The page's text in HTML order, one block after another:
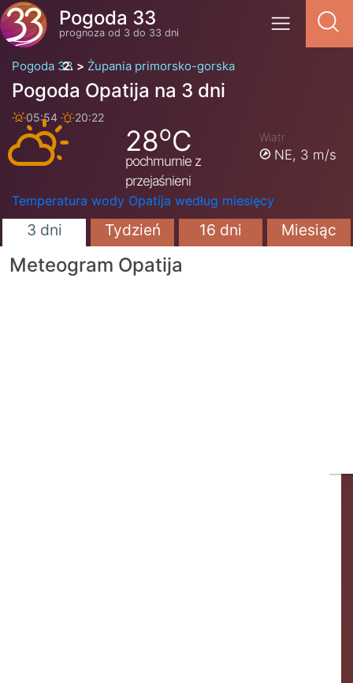
Pogoda 33
prognoza od 3 do 33 dni
Pogoda 33 Żupania primorsko-gorska
Pogoda Opatija na 3 dni
05:54 20:22
28oC
pochmurnie z
przejaśnieni
Wiatr
NE, 3 m/s
Temperatura wody Opatija według miesięcy
3 dni Tydzień 16 dni Miesiąc
Meteogram Opatija